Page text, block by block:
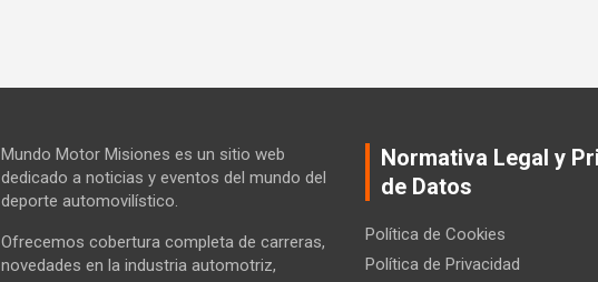
Mundo Motor Misiones es un sitio web
dedicado a noticias y eventos del mundo del
deporte automovilístico.
Ofrecemos cobertura completa de carreras,
novedades en la industria automotriz,
Normativa Legal y
de Datos
Política de Cookies
Política de Privacidad